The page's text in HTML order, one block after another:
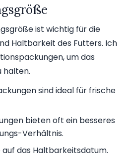
ist wichtig für die
Haltbarkeit des Futters. Ich
um das
halten.
sind ideal für frische
bieten oft ein besseres
Verhältnis.
auf das Haltbarkeitsdatum.